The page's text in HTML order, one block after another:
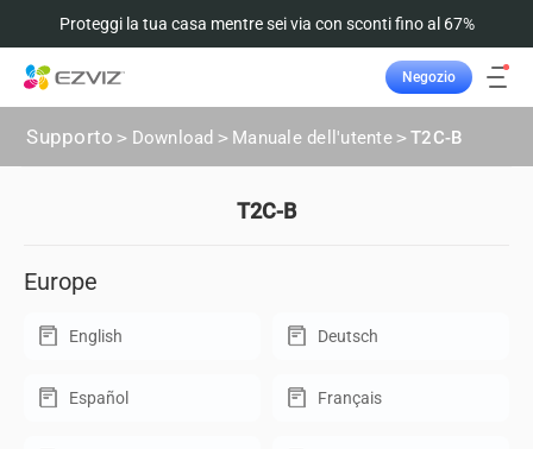
Proteggi la tua casa mentre sei via con sconti fino al 67%
Negozio
Supporto > Download > Manuale dell'utente>T2C-B
T2C-B
Europe
English Deutsch
Español Français